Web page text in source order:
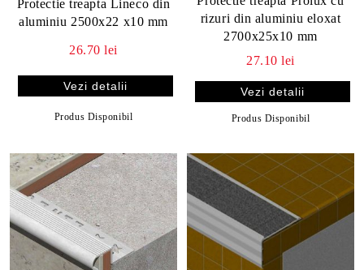
Protectie treapta Lineco din
aluminiu 2500x22 x10 mm
26.70 lei
Vezi detalii
Produs Disponibil
rizuri din aluminiu eloxat
2700x25x10 mm
27.10 lei
Vezi detalii
Produs Disponibil